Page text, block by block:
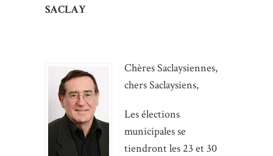
SACLAY
Chères Saclaysiennes,
chers Saclaysiens,
Les élections
municipales se
tiendront les 23 et 30